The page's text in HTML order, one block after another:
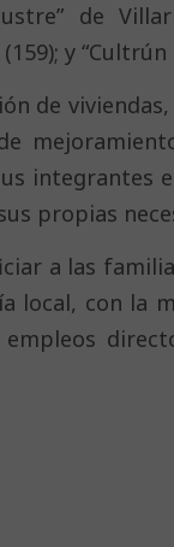
de
y “Cultrún
de
integrantes
propias
a las
local, con la